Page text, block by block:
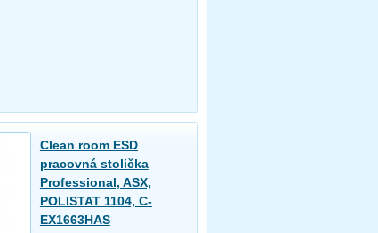
Clean room ESD
pracovná stolička
Professional, ASX,
POLISTAT 1104, C-
EX1663HAS